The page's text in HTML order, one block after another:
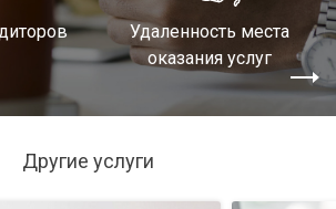
Удаленность места
оказания услуг
Другие услуги